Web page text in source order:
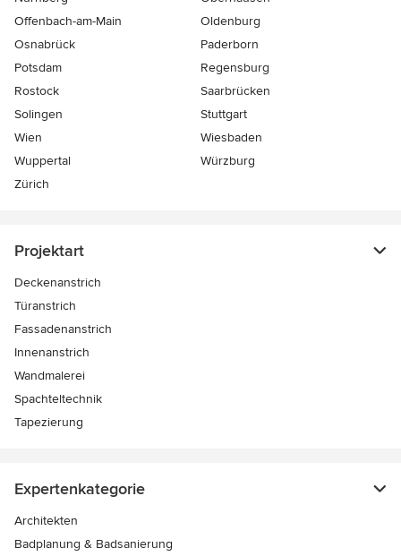
Offenbach-am-Main
Oldenburg
Osnabrück
Paderborn
Potsdam
Regensburg
Rostock
Saarbrücken
Solingen
Stuttgart
Wien
Wiesbaden
Wuppertal
Würzburg
Zürich
Projektart
Deckenanstrich
Türanstrich
Fassadenanstrich
Innenanstrich
Wandmalerei
Spachteltechnik
Tapezierung
Expertenkategorie
Architekten
Badplanung & Badsanierung